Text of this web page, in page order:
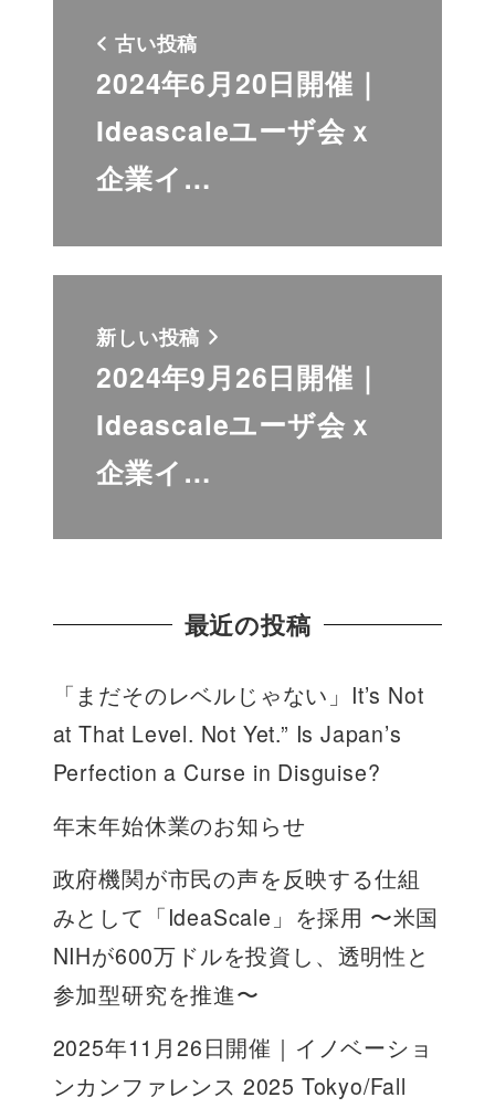
古い投稿
2024年6月20日開催｜
Ideascaleユーザ会ｘ
企業イ…
新しい投稿
2024年9月26日開催｜
Ideascaleユーザ会ｘ
企業イ…
最近の投稿
「まだそのレベルじゃない」It’s Not
at That Level. Not Yet.” Is Japan’s
Perfection a Curse in Disguise?
年末年始休業のお知らせ
政府機関が市民の声を反映する仕組
みとして「IdeaScale」を採用 〜米国
NIHが600万ドルを投資し、透明性と
参加型研究を推進〜
2025年11月26日開催｜イノベーショ
ンカンファレンス 2025 Tokyo/Fall